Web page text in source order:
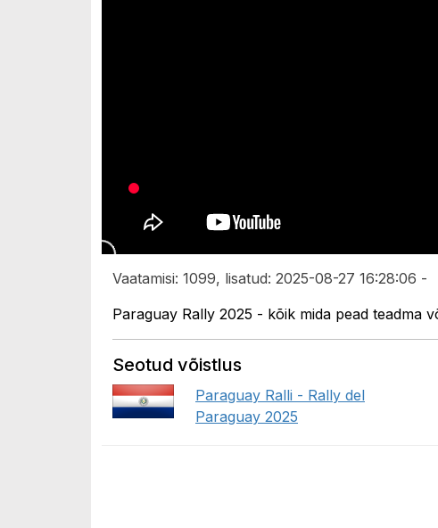
Vaatamisi: 1099, lisatud: 2025-08-27 16:28:06 -
Paraguay Rally 2025 - kõik mida pead teadma
Seotud võistlus
Paraguay Ralli - Rally del
Paraguay 2025